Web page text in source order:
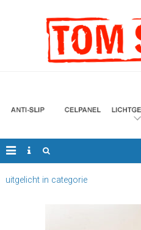
uitgelicht in categorie